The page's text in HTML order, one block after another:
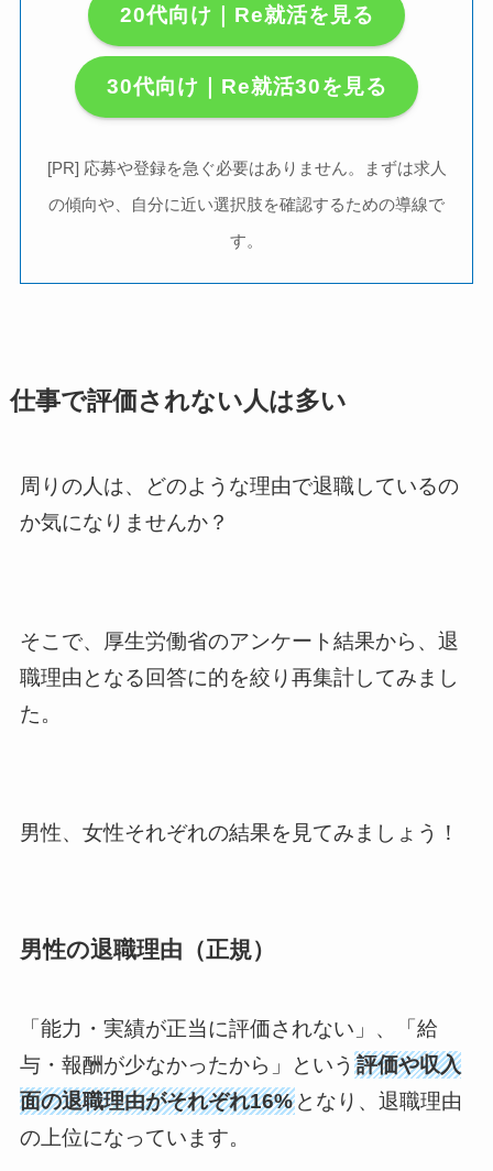
20代向け｜Re就活を見る
30代向け｜Re就活30を見る
[PR] 応募や登録を急ぐ必要はありません。まずは求人
の傾向や、自分に近い選択肢を確認するための導線で
す。
仕事で評価されない人は多い
周りの人は、どのような理由で退職しているの
か気になりませんか？
そこで、厚生労働省のアンケート結果から、退
職理由となる回答に的を絞り再集計してみまし
た。
男性、女性それぞれの結果を見てみましょう！
男性の退職理由（正規）
「能力・実績が正当に評価されない」、「給
与・報酬が少なかったから」という 評価や収入
面の退職理由がそれぞれ16%となり、退職理由
の上位になっています。